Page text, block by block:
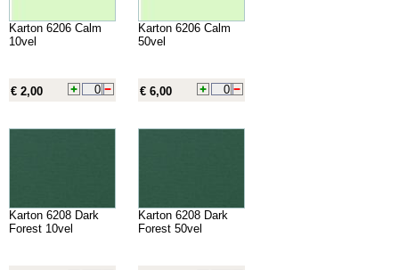
Karton 6206 Calm
10vel
€ 2,00
Karton 6206 Calm
50vel
€ 6,00
Karton 6208 Dark
Forest 10vel
Karton 6208 Dark
Forest 50vel